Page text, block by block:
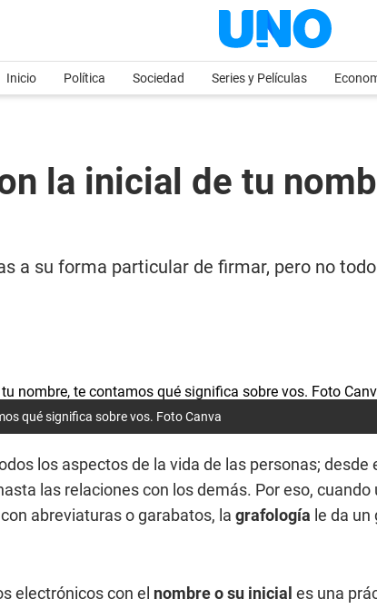
Inicio Política Sociedad Series y Películas
la inicial de tu
a su forma particular de firmar, pero no
qué significa sobre vos. Foto Canva
los aspectos de la vida de las personas; desde
las relaciones con los demás. Por eso, cuando
abreviaturas o garabatos, la grafología le da un
electrónicos con el nombre o su inicial es una